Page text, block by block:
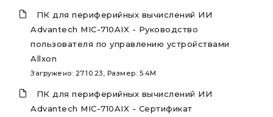
ПК для периферийных вычислений ИИ
Advantech MIC-710AIX - Руководство
пользователя по управлению устройствами
Allxon
Загружено: 27.10.23, Размер: 5.4M
ПК для периферийных вычислений ИИ
Advantech MIC-710AIX - Сертификат